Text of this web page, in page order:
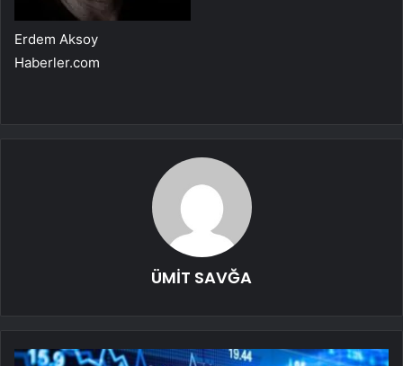
Erdem Aksoy
Haberler.com
ÜMİT SAVĞA